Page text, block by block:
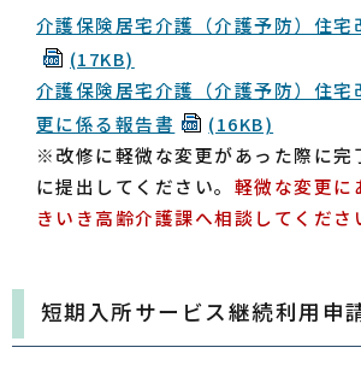
介護保険居宅介護（介護予防）住宅
(17KB)
介護保険居宅介護（介護予防）住宅
更に係る報告書
(16KB)
※改修に軽微な変更があった際に完
に提出してください。 軽微な変更に
きいき高齢介護課へ相談してくださ
短期入所サービス継続利用申